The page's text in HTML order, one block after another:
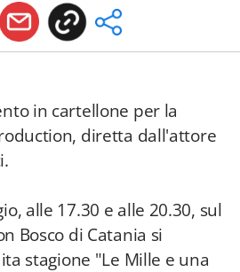
in cartellone per la
diretta dall'attore
alle 17.30 e alle 20.30, sul
Bosco di Catania si
stagione "Le Mille e una